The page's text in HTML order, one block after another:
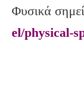
Φυσικά
el/physical-